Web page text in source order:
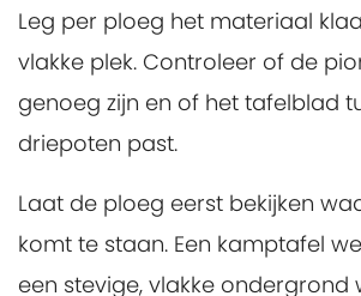
Leg per ploeg het materiaal
vlakke plek. Controleer of de
genoeg zijn en of het tafelblad
driepoten past.
Laat de ploeg eerst bekijken
komt te staan. Een kamptafel
een stevige, vlakke ondergrond